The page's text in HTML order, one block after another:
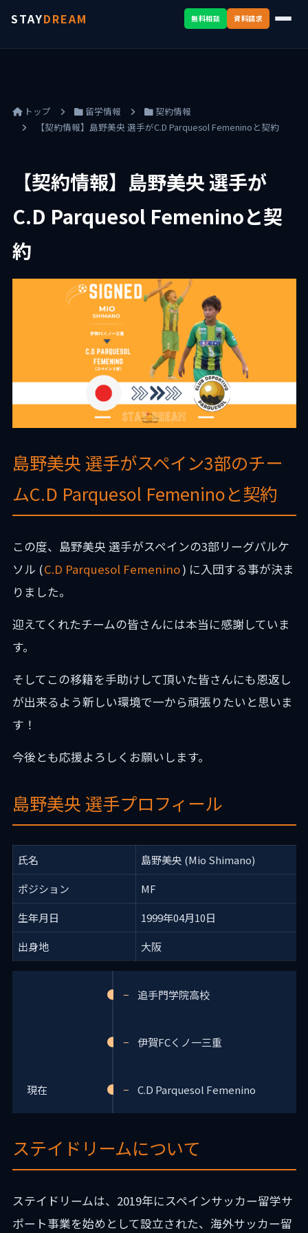
STAYDREAM 無料相談 資料請求
トップ 留学情報
契約情報
【契約情報】島野美央 選手がC.D Parquesol Femeninoと契約
【契約情報】島野美央 選手が
C.D Parquesol Femeninoと契
約
島野美央 選手がスペイン3部のチー
ムC.D Parquesol Femeninoと契約
この度、島野美央 選手がスペインの3部リーグパルケ
ソル (C.D Parquesol Femenino) に入団する事が決ま
りました。
迎えてくれたチームの皆さんには本当に感謝していま
す。
そしてこの移籍を手助けして頂いた皆さんにも恩返し
が出来るよう新しい環境で一から頑張りたいと思いま
す！
今後とも応援よろしくお願いします。
島野美央 選手プロフィール
氏名
島野美央 (Mio Shimano)
ポジション
MF
生年月日
1999年04月10日
出身地
大阪
追手門学院高校
伊賀FCくノ一三重
現在 C.D Parquesol Femenino
ステイドリームについて
ステイドリームは、2019年にスペインサッカー留学サ
ポート事業を始めとして設立された、海外サッカー留